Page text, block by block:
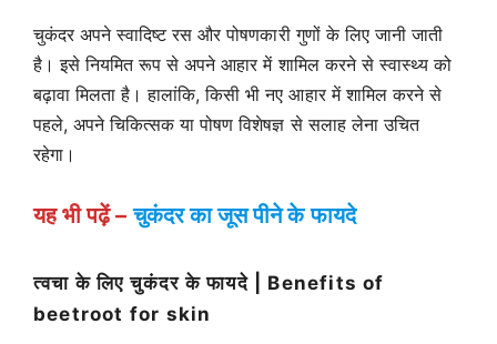
चुकंदर अपने स्वादिष्ट रस और पोषणकारी गुणों के लिए जानी जाती
है। इसे नियमित रूप से अपने आहार में शामिल करने से स्वास्थ्य को
बढ़ावा मिलता है। हालांकि, किसी भी नए आहार में शामिल करने से
पहले, अपने चिकित्सक या पोषण विशेषज्ञ से सलाह लेना उचित
रहेगा।
यह भी पढ़ें – चुकंदर का जूस पीने के फायदे
त्वचा के लिए चुकंदर के फायदे | Benefits of
beetroot for skin